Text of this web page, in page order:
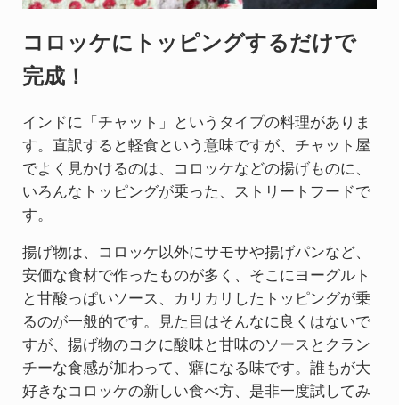
コロッケにトッピングするだけで
完成！
インドに「チャット」というタイプの料理がありま
す。直訳すると軽食という意味ですが、チャット屋
でよく見かけるのは、コロッケなどの揚げものに、
いろんなトッピングが乗った、ストリートフードで
す。
揚げ物は、コロッケ以外にサモサや揚げパンなど、
安価な食材で作ったものが多く、そこにヨーグルト
と甘酸っぱいソース、カリカリしたトッピングが乗
るのが一般的です。見た目はそんなに良くはないで
すが、揚げ物のコクに酸味と甘味のソースとクラン
チーな食感が加わって、癖になる味です。誰もが大
好きなコロッケの新しい食べ方、是非一度試してみ